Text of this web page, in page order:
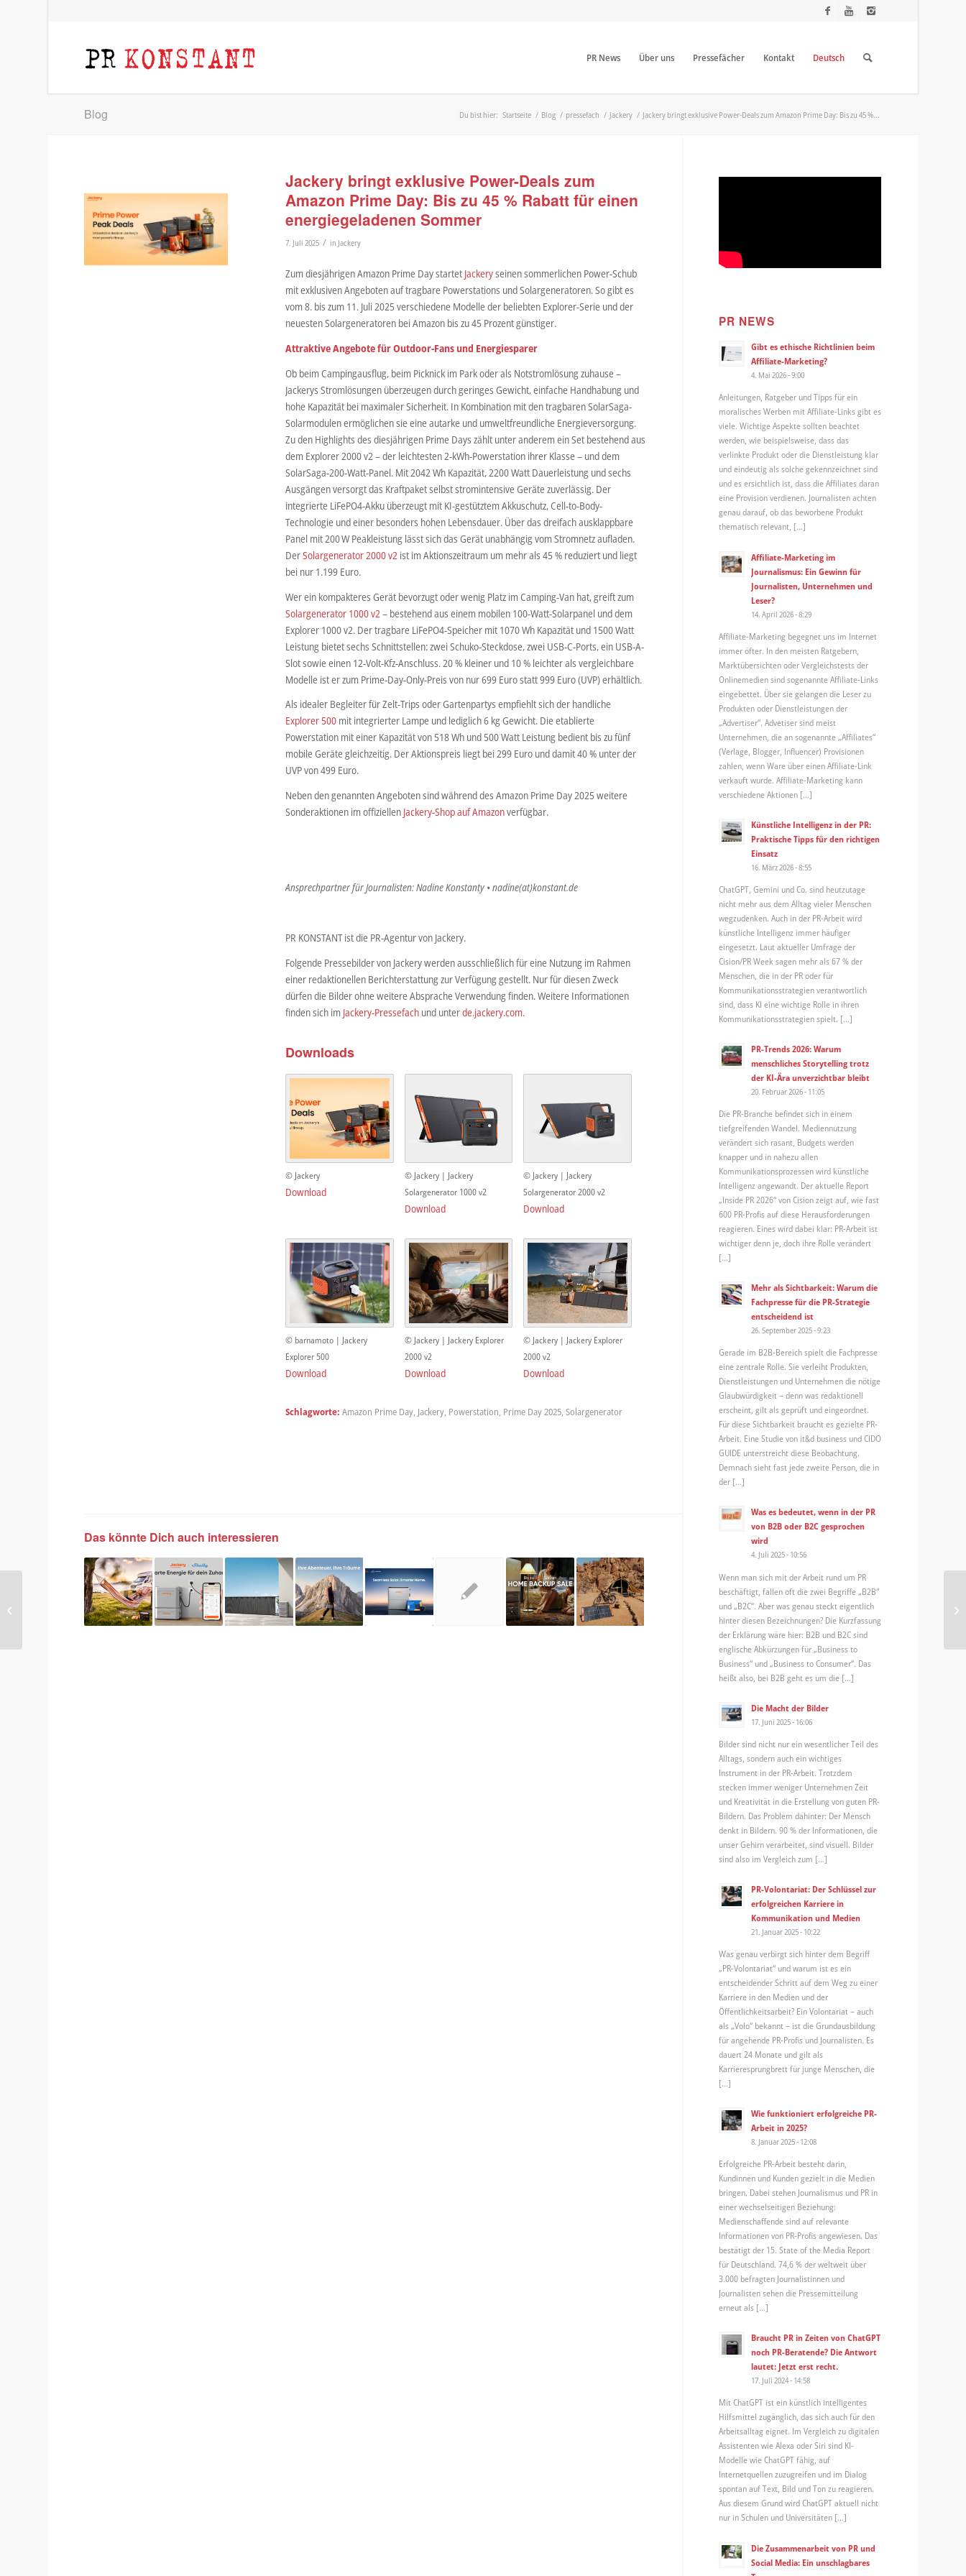
PR News Über uns Pressefächer Kontakt Deutsch
Blog Du bist hier: Startseite / Blog / pressefach / Jackery / Jackery bringt exklusive Power-Deals zum Amazon Prime Day: Bis zu 45 %...
Jackery bringt exklusive Power-Deals zum
Amazon Prime Day: Bis zu 45 % Rabatt für einen
energiegeladenen Sommer
7. Juli 2025 / in Jackery
Zum diesjährigen Amazon Prime Day startet Jackeryseinen sommerlichen Power-Schub
mit exklusiven Angeboten auf tragbare Powerstations und Solargeneratoren. So gibt es
vom 8. bis zum 11. Juli 2025 verschiedene Modelle der beliebten Explorer-Serie und der
neuesten Solargeneratoren bei Amazon bis zu 45 Prozent günstiger.
Attraktive Angebote für Outdoor-Fans und Energiesparer
Ob beim Campingausflug, beim Picknick im Park oder als Notstromlösung zuhause –
Jackerys Stromlösungen überzeugen durch geringes Gewicht, einfache Handhabung und
hohe Kapazität bei maximaler Sicherheit. In Kombination mit den tragbaren SolarSaga-
Solarmodulen ermöglichen sie eine autarke und umweltfreundliche Energieversorgung.
Zu den Highlights des diesjährigen Prime Days zählt unter anderem ein Set bestehend aus
dem Explorer 2000 v2 – der leichtesten 2-kWh-Powerstation ihrer Klasse – und dem
SolarSaga-200-Watt-Panel. Mit 2042 Wh Kapazität, 2200 Watt Dauerleistung und sechs
Ausgängen versorgt das Kraftpaket selbst stromintensive Geräte zuverlässig. Der
integrierte LiFePO4-Akku überzeugt mit KI-gestütztem Akkuschutz, Cell-to-Body-
Technologie und einer besonders hohen Lebensdauer. Über das dreifach ausklappbare
Panel mit 200 W Peakleistung lässt sich das Gerät unabhängig vom Stromnetz aufladen.
DerSolargenerator 2000 v2 ist im Aktionszeitraum um mehr als 45 % reduziert und liegt
bei nur 1.199 Euro.
Wer ein kompakteres Gerät bevorzugt oder wenig Platz im Camping-Van hat, greift zum
Solargenerator 1000 v2 – bestehend aus einem mobilen 100-Watt-Solarpanel und dem
Explorer 1000 v2. Der tragbare LiFePO4-Speicher mit 1070 Wh Kapazität und 1500 Watt
Leistung bietet sechs Schnittstellen: zwei Schuko-Steckdose, zwei USB-C-Ports, ein USB-A-
Slot sowie einen 12-Volt-Kfz-Anschluss. 20 % kleiner und 10 % leichter als vergleichbare
Modelle ist er zum Prime-Day-Only-Preis von nur 699 Euro statt 999 Euro (UVP) erhältlich.
Als idealer Begleiter für Zelt-Trips oder Gartenpartys empfiehlt sich der handliche
Explorer 500mit integrierter Lampe und lediglich 6 kg Gewicht. Die etablierte
Powerstation mit einer Kapazität von 518 Wh und 500 Watt Leistung bedient bis zu fünf
mobile Geräte gleichzeitig. Der Aktionspreis liegt bei 299 Euro und damit 40 % unter der
UVP von 499 Euro.
Neben den genannten Angeboten sind während des Amazon Prime Day 2025 weitere
Sonderaktionen im offiziellen Jackery-Shop auf Amazonverfügbar.
Ansprechpartner für Journalisten: Nadine Konstanty • nadine(at)konstant.de
PR KONSTANT ist die PR-Agentur von Jackery.
Folgende Pressebilder von Jackery werden ausschließlich für eine Nutzung im Rahmen
einer redaktionellen Berichterstattung zur Verfügung gestellt. Nur für diesen Zweck
dürfen die Bilder ohne weitere Absprache Verwendung finden. Weitere Informationen
finden sich im Jackery-Pressefachund unterde.jackery.com.
Downloads
© Jackery
Download
© Jackery | Jackery
Solargenerator 1000 v2
Download
© Jackery | Jackery
Solargenerator 2000 v2
Download
© barnamoto | Jackery
Explorer 500
Download
© Jackery | Jackery Explorer
2000 v2
Download
© Jackery | Jackery Explorer
2000 v2
Download
Schlagworte: Amazon Prime Day, Jackery, Powerstation, Prime Day 2025, Solargenerator
Das könnte Dich auch interessieren
PR NEWS
Gibt es ethische Richtlinien beim
Affiliate-Marketing?
4. Mai 2026 - 9:00
Anleitungen, Ratgeber und Tipps für ein
moralisches Werben mit Affiliate-Links gibt es
viele. Wichtige Aspekte sollten beachtet
werden, wie beispielsweise, dass das
verlinkte Produkt oder die Dienstleistung klar
und eindeutig als solche gekennzeichnet sind
und es ersichtlich ist, dass die Affiliates daran
eine Provision verdienen. Journalisten achten
genau darauf, ob das beworbene Produkt
thematisch relevant, […]
Affiliate-Marketing im
Journalismus: Ein Gewinn für
Journalisten, Unternehmen und
Leser?
14. April 2026 - 8:29
Affiliate-Marketing begegnet uns im Internet
immer öfter. In den meisten Ratgebern,
Marktübersichten oder Vergleichstests der
Onlinemedien sind sogenannte Affiliate-Links
eingebettet. Über sie gelangen die Leser zu
Produkten oder Dienstleistungen der
„Advertiser“. Advetiser sind meist
Unternehmen, die an sogenannte „Affiliates“
(Verlage, Blogger, Influencer) Provisionen
zahlen, wenn Ware über einen Affiliate-Link
verkauft wurde. Affiliate-Marketing kann
verschiedene Aktionen […]
Künstliche Intelligenz in der PR:
Praktische Tipps für den richtigen
Einsatz
16. März 2026 - 8:55
ChatGPT, Gemini und Co. sind heutzutage
nicht mehr aus dem Alltag vieler Menschen
wegzudenken. Auch in der PR-Arbeit wird
künstliche Intelligenz immer häufiger
eingesetzt. Laut aktueller Umfrage der
Cision/PR Week sagen mehr als 67 % der
Menschen, die in der PR oder für
Kommunikationsstrategien verantwortlich
sind, dass KI eine wichtige Rolle in ihren
Kommunikationsstrategien spielt. […]
PR-Trends 2026: Warum
menschliches Storytelling trotz
der KI-Ära unverzichtbar bleibt
20. Februar 2026 - 11:05
Die PR-Branche befindet sich in einem
tiefgreifenden Wandel. Mediennutzung
verändert sich rasant, Budgets werden
knapper und in nahezu allen
Kommunikationsprozessen wird künstliche
Intelligenz angewandt. Der aktuelle Report
„Inside PR 2026“ von Cision zeigt auf, wie fast
600 PR-Profis auf diese Herausforderungen
reagieren. Eines wird dabei klar: PR-Arbeit ist
wichtiger denn je, doch ihre Rolle verändert
[…]
Mehr als Sichtbarkeit: Warum die
Fachpresse für die PR-Strategie
entscheidend ist
26. September 2025 - 9:23
Gerade im B2B-Bereich spielt die Fachpresse
eine zentrale Rolle. Sie verleiht Produkten,
Dienstleistungen und Unternehmen die nötige
Glaubwürdigkeit – denn was redaktionell
erscheint, gilt als geprüft und eingeordnet.
Für diese Sichtbarkeit braucht es gezielte PR-
Arbeit. Eine Studie von it&d business und CIDO
GUIDE unterstreicht diese Beobachtung.
Demnach sieht fast jede zweite Person, die in
der […]
Was es bedeutet, wenn in der PR
von B2B oder B2C gesprochen
wird
4. Juli 2025 - 10:56
Wenn man sich mit der Arbeit rund um PR
beschäftigt, fallen oft die zwei Begriffe „B2B“
und „B2C“. Aber was genau steckt eigentlich
hinter diesen Bezeichnungen? Die Kurzfassung
der Erklärung wäre hier: B2B und B2C sind
englische Abkürzungen für „Business to
Business“ und „Business to Consumer“. Das
heißt also, bei B2B geht es um die […]
Die Macht der Bilder
17. Juni 2025 - 16:06
Bilder sind nicht nur ein wesentlicher Teil des
Alltags, sondern auch ein wichtiges
Instrument in der PR-Arbeit. Trotzdem
stecken immer weniger Unternehmen Zeit
und Kreativität in die Erstellung von guten PR-
Bildern. Das Problem dahinter: Der Mensch
denkt in Bildern. 90 % der Informationen, die
unser Gehirn verarbeitet, sind visuell. Bilder
sind also im Vergleich zum […]
PR-Volontariat: Der Schlüssel zur
erfolgreichen Karriere in
Kommunikation und Medien
21. Januar 2025 - 10:22
Was genau verbirgt sich hinter dem Begriff
„PR-Volontariat“ und warum ist es ein
entscheidender Schritt auf dem Weg zu einer
Karriere in den Medien und der
Öffentlichkeitsarbeit? Ein Volontariat – auch
als „Volo“ bekannt – ist die Grundausbildung
für angehende PR-Profis und Journalisten. Es
dauert 24 Monate und gilt als
Karrieresprungbrett für junge Menschen, die
[…]
Wie funktioniert erfolgreiche PR-
Arbeit in 2025?
8. Januar 2025 - 12:08
Erfolgreiche PR-Arbeit besteht darin,
Kundinnen und Kunden gezielt in die Medien
bringen. Dabei stehen Journalismus und PR in
einer wechselseitigen Beziehung:
Medienschaffende sind auf relevante
Informationen von PR-Profis angewiesen. Das
bestätigt der 15. State of the Media Report
für Deutschland. 74,6 % der weltweit über
3.000 befragten Journalistinnen und
Journalisten sehen die Pressemitteilung
erneut als […]
Braucht PR in Zeiten von ChatGPT
noch PR-Beratende? Die Antwort
lautet: Jetzt erst recht.
17. Juli 2024 - 14:58
Mit ChatGPT ist ein künstlich intelligentes
Hilfsmittel zugänglich, das sich auch für den
Arbeitsalltag eignet. Im Vergleich zu digitalen
Assistenten wie Alexa oder Siri sind KI-
Modelle wie ChatGPT fähig, auf
Internetquellen zuzugreifen und im Dialog
spontan auf Text, Bild und Ton zu reagieren.
Aus diesem Grund wird ChatGPT aktuell nicht
nur in Schulen und Universitäten […]
Die Zusammenarbeit von PR und
Social Media: Ein unschlagbares
Was es bedeutet, wenn in
der PR von B2B oder B2C
gesprochen wird